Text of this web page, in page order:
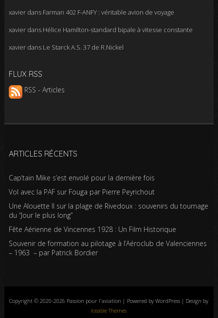
xavierdans Farman 402 F-ANFY : véritable avion de voyage
xavierdans Hélice Hamilton-standard bipale à vitesse constante
xavierdans Le Starck A.S. 37 de R.Nickel
FLUX RSS
RSS - Articles
ARTICLES RÉCENTS
Cap’tain Mike s’est envolé pour la dernière fois
Vol avec la PAF sur Fouga par Pierre Peyrichout
Une Alouette II sur la plage de Rivedoux : souvenirs du tournage
du “Jour le plus long”
Fête Aérienne de Vincennes 1928 : Un Film Historique
Souvenir de formation au pilotage à l’Aéroclub de Valenciennes
– 1963 – par Patrick Bordier
Copyright © 2020-2026 Passion pour l'aviation | Powered by WordPress | Design by
Iceable Themes